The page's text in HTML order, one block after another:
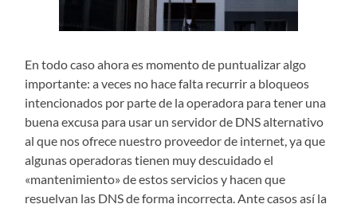
En todo caso ahora es momento de puntualizar algo
importante: a veces no hace falta recurrir a bloqueos
intencionados por parte de la operadora para tener una
buena excusa para usar un servidor de DNS alternativo
al que nos ofrece nuestro proveedor de internet, ya que
algunas operadoras tienen muy descuidado el
«mantenimiento» de estos servicios y hacen que
resuelvan las DNS de forma incorrecta. Ante casos así la